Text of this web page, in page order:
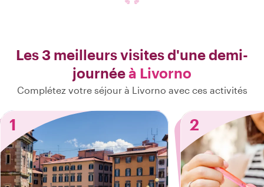
Les 3 meilleurs visites d'une demi-
journéeà Livorno
Complétez votre séjour à Livorno avec ces activités
1 2